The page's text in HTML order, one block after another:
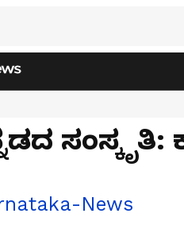
ಸಂಸ್ಕೃತಿ:
News